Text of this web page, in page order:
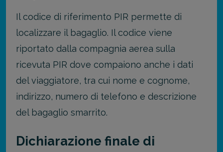
Il codice di riferimento PIR permette di
localizzare il bagaglio. Il codice viene
riportato dalla compagnia aerea sulla
ricevuta PIR dove compaiono anche i dati
del viaggiatore, tra cui nome e cognome,
indirizzo, numero di telefono e descrizione
del bagaglio smarrito.
Dichiarazione finale di